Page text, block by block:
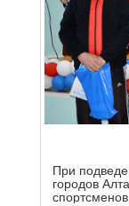
При
городов